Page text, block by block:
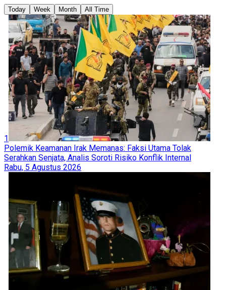
Today Week Month All Time
1
Polemik Keamanan Irak Memanas: Faksi Utama Tolak
Serahkan Senjata, Analis Soroti Risiko Konflik Internal
Rabu, 5 Agustus 2026